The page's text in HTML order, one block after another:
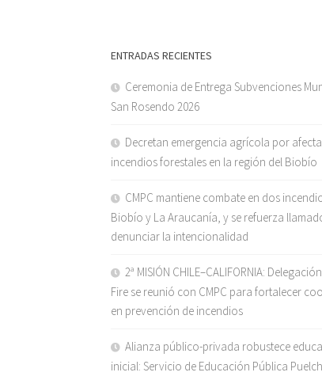
ENTRADAS RECIENTES
Ceremonia de Entrega Subvenciones
San Rosendo 2026
Decretan emergencia agrícola por
incendios forestales en la región del Biobío
CMPC mantiene combate en dos
Biobío y La Araucanía, y se refuerza
denunciar la intencionalidad
2ª MISIÓN CHILE–CALIFORNIA:
Fire se reunió con CMPC para fortalecer
en prevención de incendios
Alianza público-privada robustece
inicial: Servicio de Educación Pública